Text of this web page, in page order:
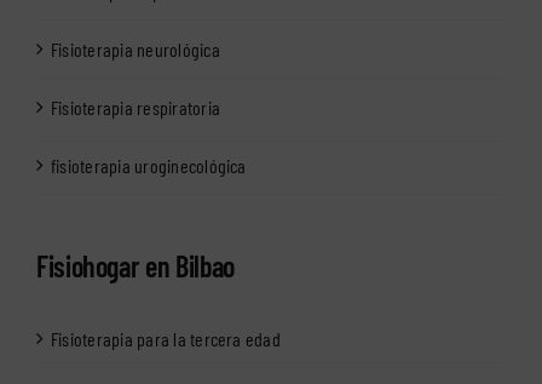
Fisioterapia neurológica
Fisioterapia respiratoria
fisioterapia uroginecológica
Fisiohogar en Bilbao
Fisioterapia para la tercera edad